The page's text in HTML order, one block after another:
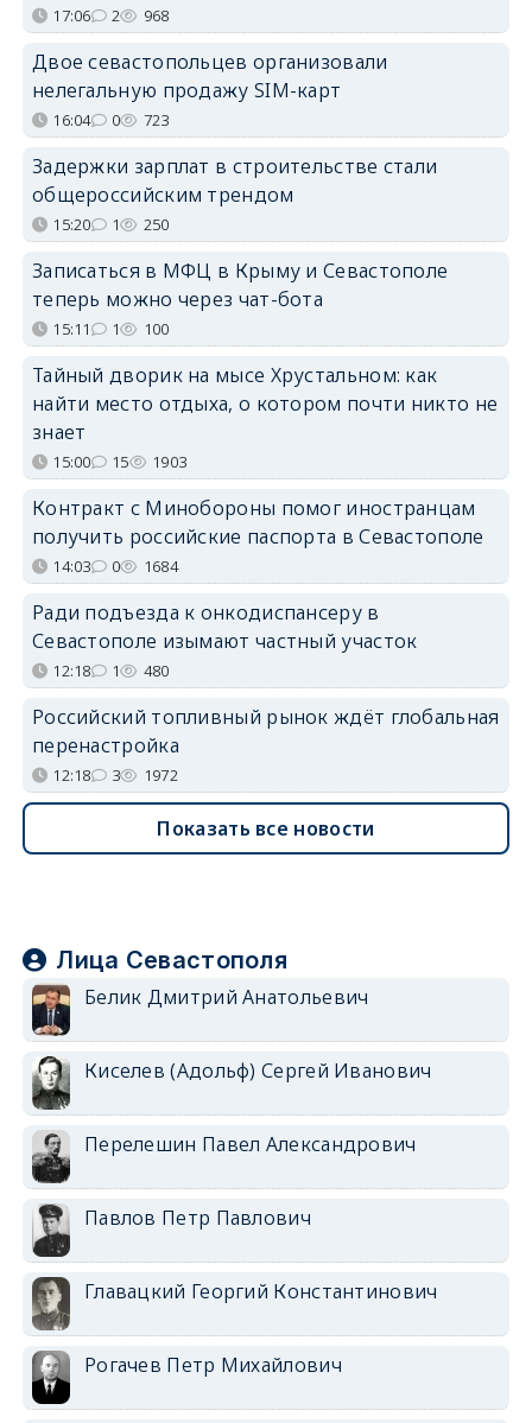
17:06 2 968
Двое севастопольцев организовали
нелегальную продажу SIM-карт
16:04 0 723
Задержки зарплат в строительстве стали
общероссийским трендом
15:20 1 250
Записаться в МФЦ в Крыму и Севастополе
теперь можно через чат-бота
15:11 1 100
Тайный дворик на мысе Хрустальном: как
найти место отдыха, о котором почти никто не
знает
15:00 15 1903
Контракт с Минобороны помог иностранцам
получить российские паспорта в Севастополе
14:03 0 1684
Ради подъезда к онкодиспансеру в
Севастополе изымают частный участок
12:18 1 480
Российский топливный рынок ждёт глобальная
перенастройка
12:18 3 1972
Показать все новости
Лица Севастополя
Белик Дмитрий Анатольевич
Киселев (Адольф) Сергей Иванович
Перелешин Павел Александрович
Павлов Петр Павлович
Главацкий Георгий Константинович
Рогачев Петр Михайлович